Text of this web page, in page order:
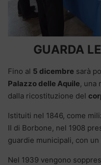
GUARDA
Fino al 5 dicembre sarà
Palazzo delle Aquile, una
dalla ricostituzione del
Istituiti nel 1846, come
II di Borbone, nel 1908
guardie municipali, con
Nel 1939 vengono